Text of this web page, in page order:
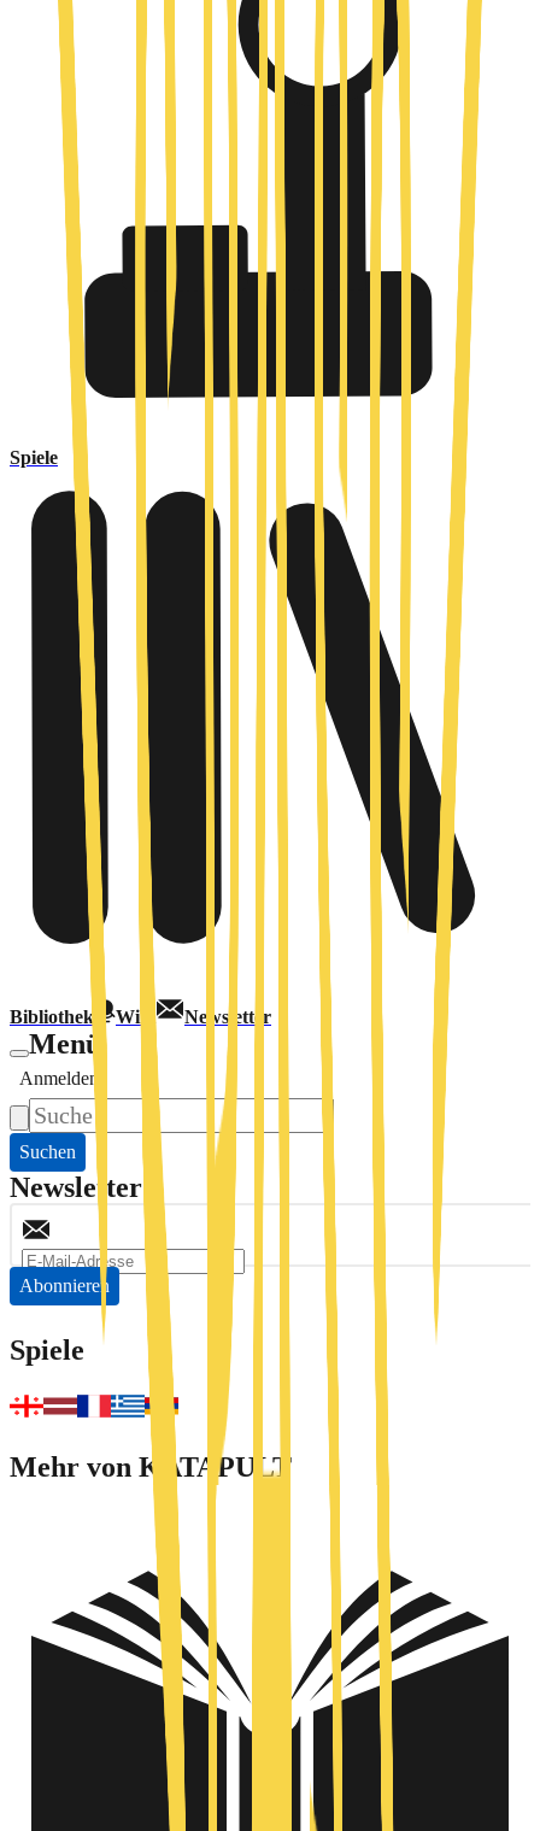
Spiele
Bibliothek Wiki Newsletter
Menü
Anmelden
Suchen
Newsletter
Abonnieren
Spiele
Mehr von KATAPULT